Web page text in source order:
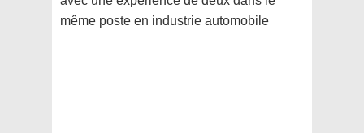
même poste en industrie automobile